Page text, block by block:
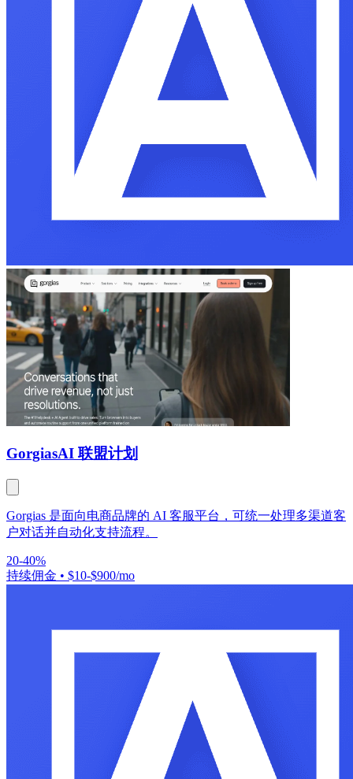
GorgiasAI 联盟计划
Gorgias 是面向电商品牌的 AI 客服平台，可统一处理多渠道客
户对话并自动化支持流程。
20-40%
持续佣金 • $10-$900/mo